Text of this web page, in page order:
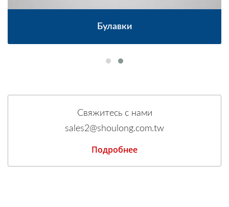
Булавки
Свяжитесь с нами
sales2@shoulong.com.tw
Подробнее